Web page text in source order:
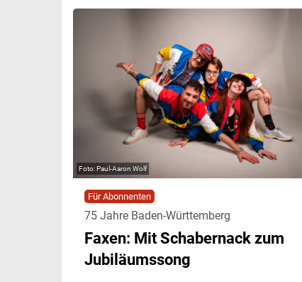
Paul-Aaron Wolf
Für Abonnenten
75 Jahre Baden-Württemberg
Faxen: Mit Schabernack zum
Jubiläumssong